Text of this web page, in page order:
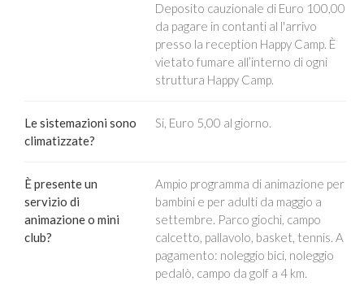
Deposito cauzionale di Euro 100,00
da pagare in contanti al l'arrivo
presso la reception Happy Camp. È
vietato fumare all’interno di ogni
struttura Happy Camp.
Le sistemazioni sono
climatizzate?
Si, Euro 5,00 al giorno.
È presente un
servizio di
animazione o mini
club?
Ampio programma di animazione per
bambini e per adulti da maggio a
settembre. Parco giochi, campo
calcetto, pallavolo, basket, tennis. A
pagamento: noleggio bici, noleggio
pedalò, campo da golf a 4 km.